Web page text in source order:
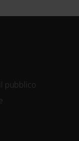
pubblico